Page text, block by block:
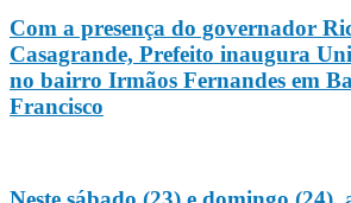
Com a presença do governador
Casagrande, Prefeito inaugura
no bairro Irmãos Fernandes em
Francisco